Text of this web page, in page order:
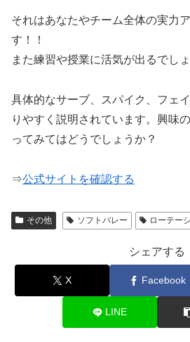
それはあなたやチーム全体の実力
す！！
また練習や授業に活気が出るでしょ
具体的なサーブ、スパイク、フェ
りやすく説明されています。興味
ってみてはどうでしょうか？
⇒公式サイトを確認する
その他 ソフトバレー ローテー
シェアする
X Facebook
LINE